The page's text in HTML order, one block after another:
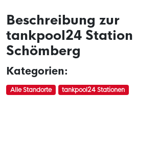
Beschreibung zur
tankpool24 Station
Schömberg
Kategorien:
Alle Standorte tankpool24 Stationen